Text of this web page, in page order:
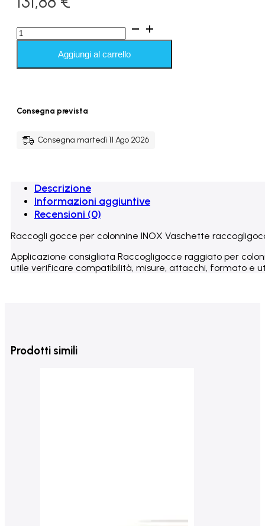
Raccogligocce
per
raggiato
x
220
Ø
Aggiungi al carrello
Consegna prevista
Consegna martedì 11 Ago 2026
Descrizione
Informazioni aggiuntive
Recensioni (0)
Raccogli gocce per colonnine INOX Vaschette
Applicazione consigliata Raccogligocce raggiato per
utile verificare compatibilità, misure, attacchi, formato e
Prodotti simili